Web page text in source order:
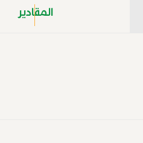
المقادير